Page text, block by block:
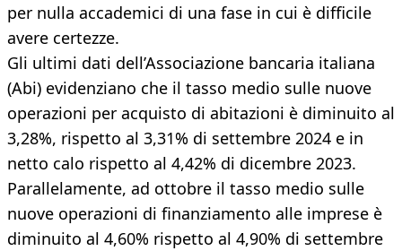
per nulla accademici di una fase in cui è difficile
avere certezze.
Gli ultimi dati dell’Associazione bancaria italiana
(Abi) evidenziano che il tasso medio sulle nuove
operazioni per acquisto di abitazioni è diminuito al
3,28%, rispetto al 3,31% di settembre 2024 e in
netto calo rispetto al 4,42% di dicembre 2023.
Parallelamente, ad ottobre il tasso medio sulle
nuove operazioni di finanziamento alle imprese è
diminuito al 4,60% rispetto al 4,90% di settembre